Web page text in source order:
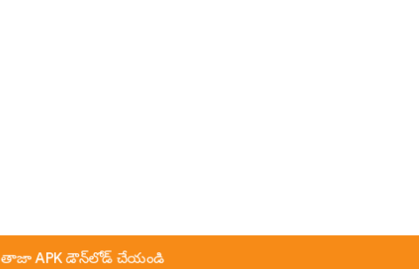
తాజా APK డౌన్‌లోడ్ చేయండి